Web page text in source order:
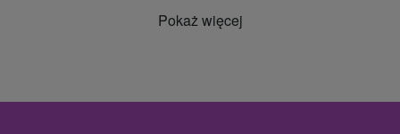
Pokaż więcej